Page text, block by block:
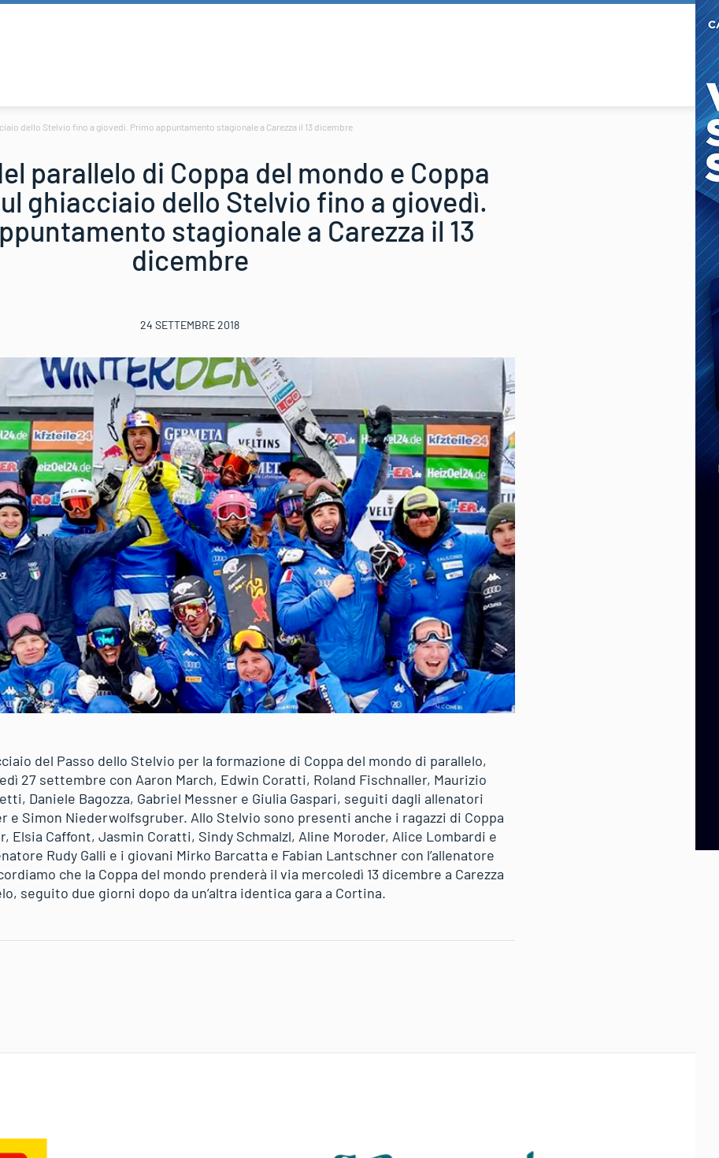
dello Stelvio fino a giovedì. Primo appuntamento stagionale a Carezza il 13 dicembre
parallelo di Coppa del mondo e Coppa
ghiacciaio dello Stelvio fino a giovedì.
stagionale a Carezza il 13
dicembre
24 SETTEMBRE 2018
del Passo dello Stelvio per la formazione di Coppa del mondo di parallelo,
27 settembre con Aaron March, Edwin Coratti, Roland Fischnaller, Maurizio
Daniele Bagozza, Gabriel Messner e Giulia Gaspari, seguiti dagli allenatori
e Simon Niederwolfsgruber. Allo Stelvio sono presenti anche i ragazzi di Coppa
Elsia Caffont, Jasmin Coratti, Sindy Schmalzl, Aline Moroder, Alice Lombardi e
Rudy Galli e i giovani Mirko Barcatta e Fabian Lantschner con l’allenatore
che la Coppa del mondo prenderà il via mercoledì 13 dicembre a Carezza
seguito due giorni dopo da un’altra identica gara a Cortina.